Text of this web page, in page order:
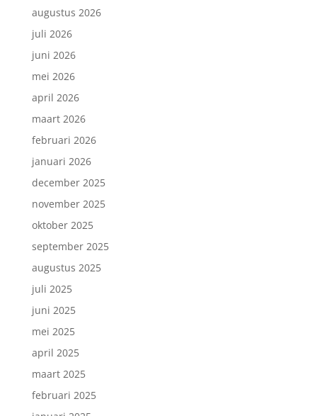
augustus 2026
juli 2026
juni 2026
mei 2026
april 2026
maart 2026
februari 2026
januari 2026
december 2025
november 2025
oktober 2025
september 2025
augustus 2025
juli 2025
juni 2025
mei 2025
april 2025
maart 2025
februari 2025